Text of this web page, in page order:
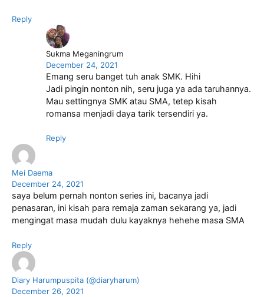
Reply
Sukma Meganingrum
December 24, 2021
Emang seru banget tuh anak SMK. Hihi
Jadi pingin nonton nih, seru juga ya ada taruhannya.
Mau settingnya SMK atau SMA, tetep kisah
romansa menjadi daya tarik tersendiri ya.
Reply
Mei Daema
December 24, 2021
saya belum pernah nonton series ini, bacanya jadi
penasaran, ini kisah para remaja zaman sekarang ya, jadi
mengingat masa mudah dulu kayaknya hehehe masa SMA
Reply
Diary Harumpuspita (@diaryharum)
December 26, 2021